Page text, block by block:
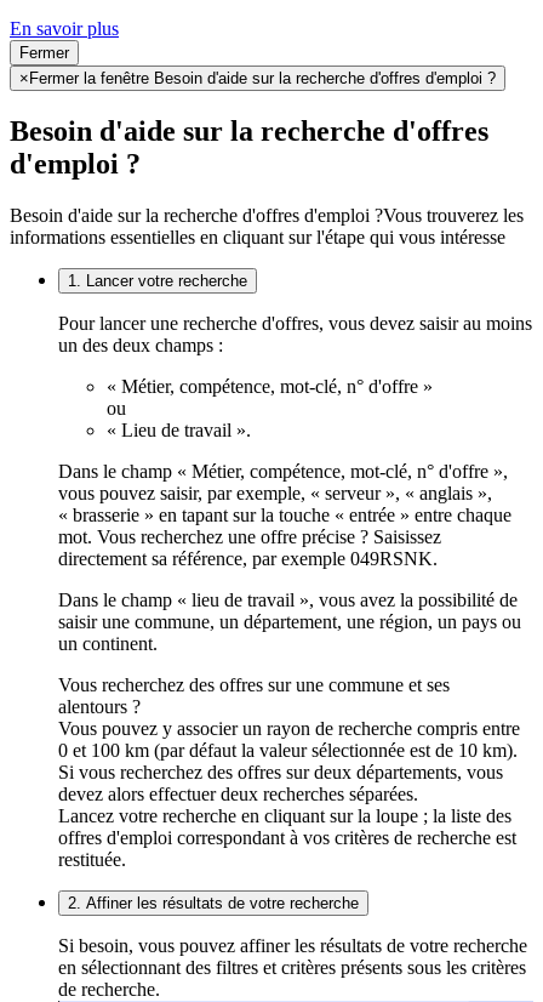
En savoir plus
Fermer
× Fermer la fenêtre Besoin d'aide sur la recherche d'offres d'emploi ?
Besoin d'aide sur la recherche d'offres
d'emploi ?
Besoin d'aide sur la recherche d'offres d'emploi ?Vous trouverez les
informations essentielles en cliquant sur l'étape qui vous intéresse
1. Lancer votre recherche
Pour lancer une recherche d'offres, vous devez saisir au moins
un des deux champs :
« Métier, compétence, mot-clé, n° d'offre »
ou
« Lieu de travail ».
Dans le champ « Métier, compétence, mot-clé, n° d'offre »,
vous pouvez saisir, par exemple, « serveur », « anglais »,
« brasserie » en tapant sur la touche « entrée » entre chaque
mot. Vous recherchez une offre précise ? Saisissez
directement sa référence, par exemple 049RSNK.
Dans le champ « lieu de travail », vous avez la possibilité de
saisir une commune, un département, une région, un pays ou
un continent.
Vous recherchez des offres sur une commune et ses
alentours ?
Vous pouvez y associer un rayon de recherche compris entre
0 et 100 km (par défaut la valeur sélectionnée est de 10 km).
Si vous recherchez des offres sur deux départements, vous
devez alors effectuer deux recherches séparées.
Lancez votre recherche en cliquant sur la loupe ; la liste des
offres d'emploi correspondant à vos critères de recherche est
restituée.
2. Affiner les résultats de votre recherche
Si besoin, vous pouvez affiner les résultats de votre recherche
en sélectionnant des filtres et critères présents sous les critères
de recherche.